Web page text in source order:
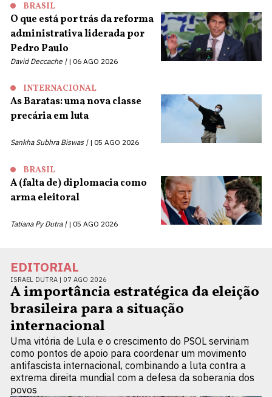
BRASIL
O que está por trás da reforma
administrativa liderada por
Pedro Paulo
David Deccache | 06 AGO 2026
INTERNACIONAL
As Baratas: uma nova classe
precária em luta
Sankha Subhra Biswas | 05 AGO 2026
BRASIL
A (falta de) diplomacia como
arma eleitoral
Tatiana Py Dutra | 05 AGO 2026
EDITORIAL
ISRAEL DUTRA | 07 AGO 2026
A importância estratégica da eleição
brasileira para a situação
internacional
Uma vitória de Lula e o crescimento do PSOL serviriam
como pontos de apoio para coordenar um movimento
antifascista internacional, combinando a luta contra a
extrema direita mundial com a defesa da soberania dos
povos